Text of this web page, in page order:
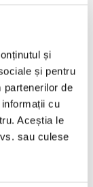
și
și pentru
partenerilor de
cu
Aceștia le
sau culese
– Origini , (Disc
Vinil)
Lei
IN COS